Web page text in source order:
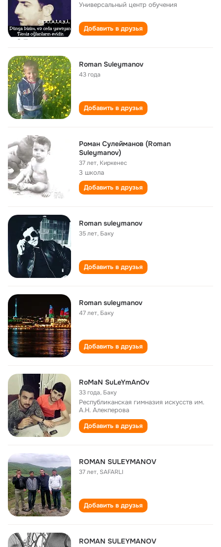
Универсальный центр обучения
Добавить в друзья
Roman Suleymanov
43 года
Добавить в друзья
Роман Сулейманов (Roman
Suleymanov)
37 лет, Киркенес
3 школа
Добавить в друзья
Roman suleymanov
35 лет, Баку
Добавить в друзья
Roman suleymanov
47 лет, Баку
Добавить в друзья
RoMaN SuLeYmAnOv
33 года, Баку
Республиканская гимназия искусств им.
А.Н. Алекперова
Добавить в друзья
ROMAN SULEYMANOV
37 лет, SAFARLI
Добавить в друзья
ROMAN SULEYMANOV